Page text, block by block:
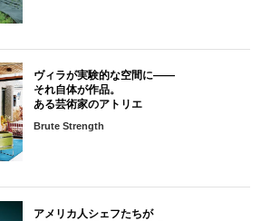
ヴィラが実験的な空間に――
それ自体が作品。
ある芸術家のアトリエ
Brute Strength
アメリカ人シェフたちが